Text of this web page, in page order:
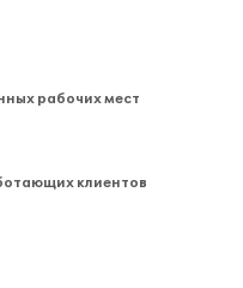
рабочих мест
клиентов